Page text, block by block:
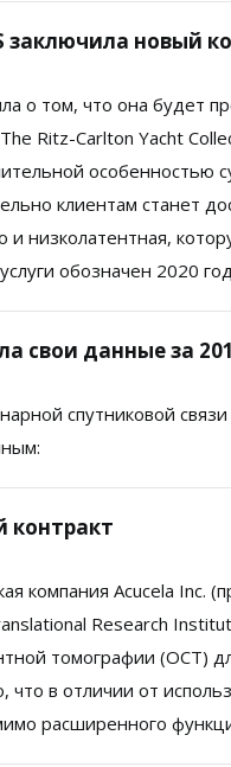
заключила новый
о том, что она будет
Ritz-Carlton Yacht
особенностью
клиентам станет
и низколатентная,
обозначен 2020
свои данные за
спутниковой
контракт
компания Acucela Inc.
Research
томографии (OCT)
что в отличии от
расширенного